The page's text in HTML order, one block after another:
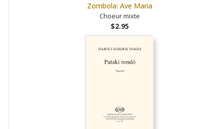
Zombola: Ave Maria
Choeur mixte
$2.95